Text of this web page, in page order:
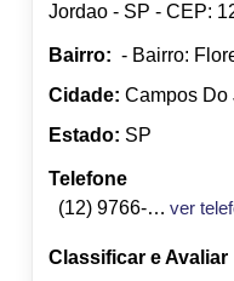
Jordao - SP - CEP:
Bairro: - Bairro:
Cidade: Campos Do
Estado: SP
Telefone
(12) 9766-9260
ver
Classificar e Avaliar